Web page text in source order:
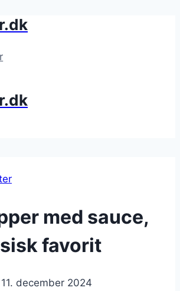
med sauce,
favorit
11. december 2024